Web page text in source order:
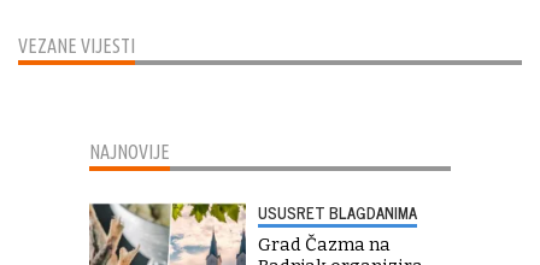
VEZANE VIJESTI
NAJNOVIJE
USUSRET BLAGDANIMA
Grad Čazma na